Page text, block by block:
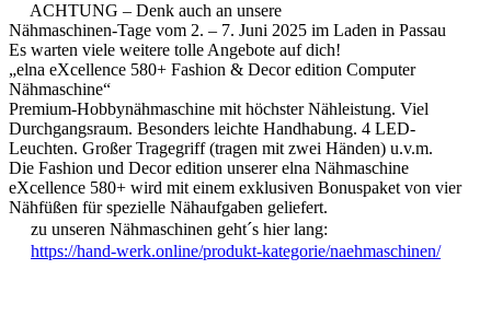
ACHTUNG – Denk auch an unsere
Nähmaschinen-Tage vom 2. – 7. Juni 2025 im Laden in Passau
Es warten viele weitere tolle Angebote auf dich!
„elna eXcellence 580+ Fashion & Decor edition Computer
Nähmaschine“
Premium-Hobbynähmaschine mit höchster Nähleistung. Viel
Durchgangsraum. Besonders leichte Handhabung. 4 LED-
Leuchten. Großer Tragegriff (tragen mit zwei Händen) u.v.m.
Die Fashion und Decor edition unserer elna Nähmaschine
eXcellence 580+ wird mit einem exklusiven Bonuspaket von vier
Nähfüßen für spezielle Nähaufgaben geliefert.
zu unseren Nähmaschinen geht´s hier lang:
https://hand-werk.online/produkt-kategorie/naehmaschinen/